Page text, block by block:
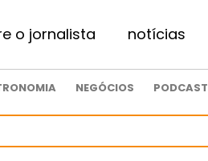
o jornalista notícias
NEGÓCIOS PODCAST